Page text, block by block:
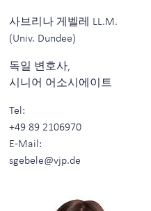
사브리나 게벨레 LL.M.
(Univ. Dundee)
독일 변호사,
시니어 어소시에이트
Tel:
+49 89 2106970
E-Mail:
sgebele@vjp.de